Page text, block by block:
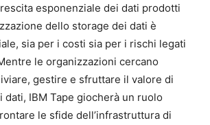
esponenziale dei dati prodotti
dello storage dei dati è
sia per i costi sia per i rischi legati
le organizzazioni cercano
gestire e sfruttare il valore di
dati, IBM Tape giocherà un ruolo
le sfide dell’infrastruttura di